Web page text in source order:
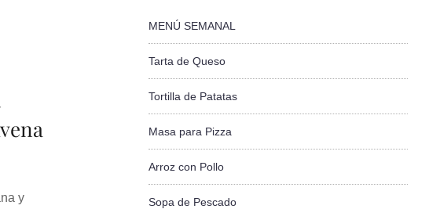
y
MENÚ SEMANAL
Tarta de Queso
Tortilla de Patatas
Masa para Pizza
Arroz con Pollo
Sopa de Pescado